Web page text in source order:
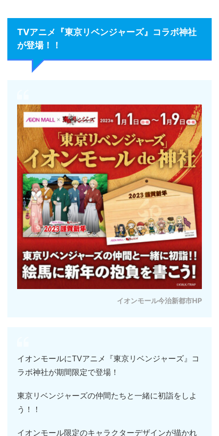
TVアニメ『東京リベンジャーズ』コラボ神社
が登場！！
イオンモール今治新都市HP
イオンモールにTVアニメ『東京リベンジャーズ』コ
ラボ神社が期間限定で登場！
東京リベンジャーズの仲間たちと一緒に初詣をしよ
う！！
イオンモール限定のキャラクターデザインが描かれ